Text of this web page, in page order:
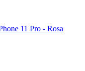
11 Pro - Rosa